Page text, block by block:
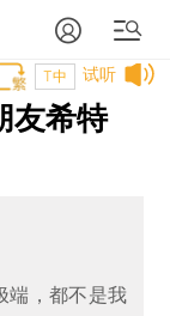
试听
T中
友希特
端，都不是我